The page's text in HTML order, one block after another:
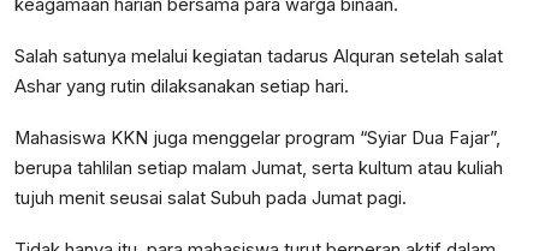
keagamaan harian bersama para warga binaan.
Salah satunya melalui kegiatan tadarus Alquran setelah salat
Ashar yang rutin dilaksanakan setiap hari.
Mahasiswa KKN juga menggelar program “Syiar Dua Fajar”,
berupa tahlilan setiap malam Jumat, serta kultum atau kuliah
tujuh menit seusai salat Subuh pada Jumat pagi.